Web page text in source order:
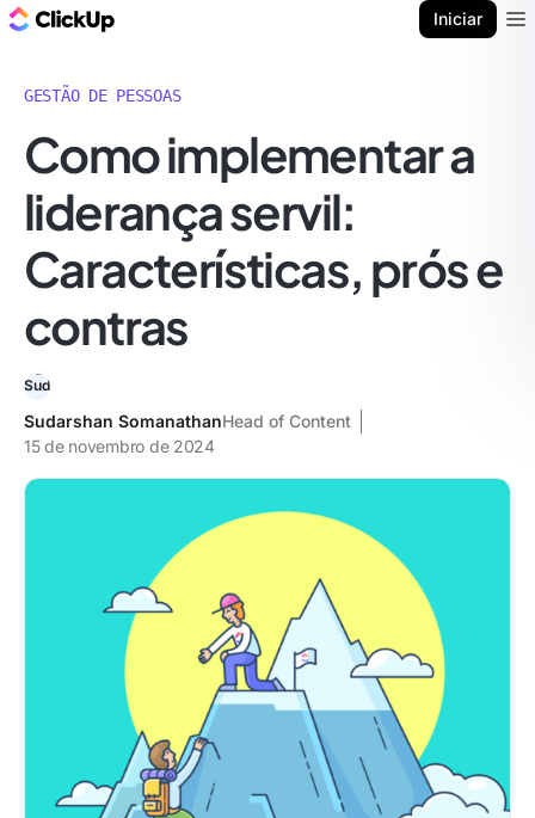
Iniciar
GESTÃO DE PESSOAS
Como implementar a
liderança servil:
Características, prós e
contras
Sudarshan SomanathanHead of Content
15 de novembro de 2024